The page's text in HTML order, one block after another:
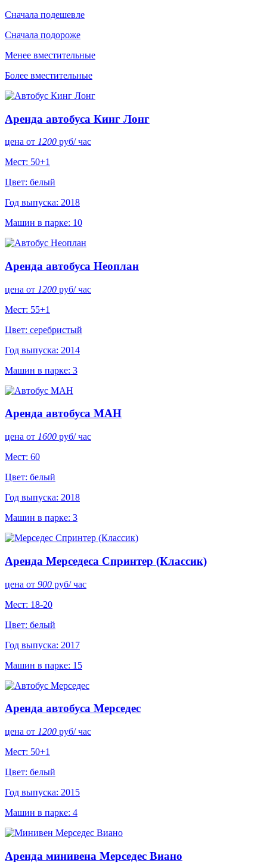
Cначала подешевле
Cначала подороже
Менее вместительные
Более вместительные
Аренда автобуса Кинг Лонг
цена от 1200 руб/ час
Мест: 50+1
Цвет: белый
Год выпуска: 2018
Машин в парке: 10
Аренда автобуса Неоплан
цена от 1200 руб/ час
Мест: 55+1
Цвет: серебристый
Год выпуска: 2014
Машин в парке: 3
Аренда автобуса МАН
цена от 1600 руб/ час
Мест: 60
Цвет: белый
Год выпуска: 2018
Машин в парке: 3
Аренда Мерседеса Спринтер (Классик)
цена от 900 руб/ час
Мест: 18-20
Цвет: белый
Год выпуска: 2017
Машин в парке: 15
Аренда автобуса Мерседес
цена от 1200 руб/ час
Мест: 50+1
Цвет: белый
Год выпуска: 2015
Машин в парке: 4
Аренда минивена Мерседес Виано